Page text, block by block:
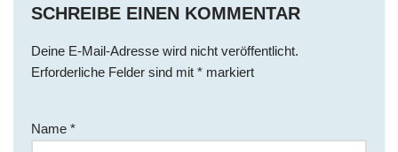
SCHREIBE EINEN KOMMENTAR
Deine E-Mail-Adresse wird nicht veröffentlicht.
Erforderliche Felder sind mit * markiert
Name *